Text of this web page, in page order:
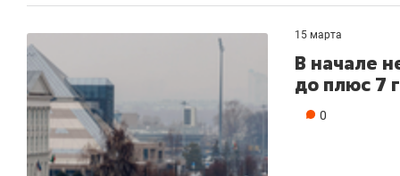
15 марта
В начале
до плюс 7
0